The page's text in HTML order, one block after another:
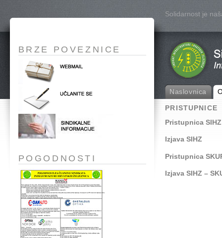
Solidarnost je
Naslovnica
PRISTUPNICE
Pristupnica SIHZ
Izjava SIHZ
Pristupnica
Izjava SIHZ –
BRZE POVEZNICE
POGODNOSTI